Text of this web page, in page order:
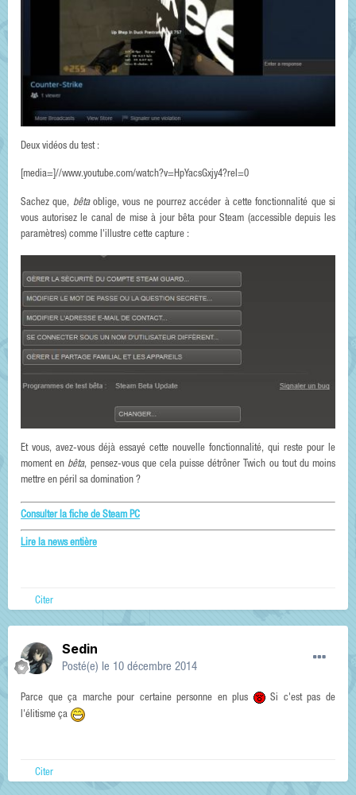
Deux vidéos du test :
[media=]//www.youtube.com/watch?v=HpYacsGxjy4?rel=0
Sachez que, bêtaoblige, vous ne pourrez accéder à cette fonctionnalité que si
vous autorisez le canal de mise à jour bêta pour Steam (accessible depuis les
paramètres) comme l'illustre cette capture :
Et vous, avez-vous déjà essayé cette nouvelle fonctionnalité, qui reste pour le
moment enbêta, pensez-vous que cela puisse détrôner Twich ou tout du moins
mettre en péril sa domination ?
Consulter la fiche de Steam PC
Lire la news entière
Citer
Sedin
Posté(e) le 10 décembre 2014
Parce que ça marche pour certaine personne en plus
Si c'est pas de
l'élitisme ça
Citer